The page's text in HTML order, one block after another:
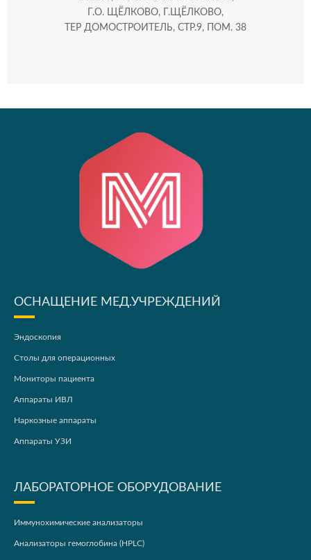
Г.О. ЩЁЛКОВО, Г.ЩЁЛКОВО,
ТЕР ДОМОСТРОИТЕЛЬ, СТР.9, ПОМ. 38
ОСНАЩЕНИЕ МЕД.УЧРЕЖДЕНИЙ
Эндоскопия
Столы для операционных
Мониторы пациента
Аппараты ИВЛ
Наркозные аппараты
Аппараты УЗИ
ЛАБОРАТОРНОЕ ОБОРУДОВАНИЕ
Иммунохимические анализаторы
Анализаторы гемоглобина (HPLC)